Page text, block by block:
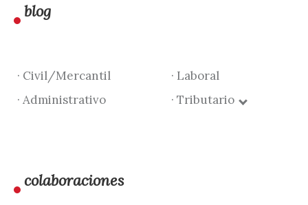
blog
· Civil/Mercantil
· Laboral
· Administrativo
· Tributario
colaboraciones